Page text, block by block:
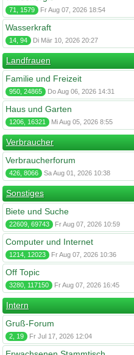
71, 1579 Fr Aug 07, 2026 18:54
Wasserkraft
14, 94 Di Mär 10, 2026 20:27
Landfrauen
Familie und Freizeit
950, 24865 Do Aug 06, 2026 14:31
Haus und Garten
1206, 16321 Mi Aug 05, 2026 8:55
Verbraucher
Verbraucherforum
426, 8066 Sa Aug 01, 2026 10:38
Sonstiges
Biete und Suche
22609, 69743 Fr Aug 07, 2026 10:59
Computer und Internet
1214, 12023 Fr Aug 07, 2026 10:36
Off Topic
3280, 117150 Fr Aug 07, 2026 16:45
Intern
Gruß-Forum
2, 19 Fr Jul 17, 2026 12:04